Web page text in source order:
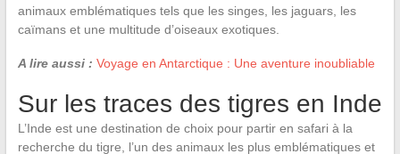
animaux emblématiques tels que les singes, les jaguars, les
caïmans et une multitude d’oiseaux exotiques.
A lire aussi : Voyage en Antarctique : Une aventure inoubliable
Sur les traces des tigres en Inde
L’Inde est une destination de choix pour partir en safari à la
recherche du tigre, l’un des animaux les plus emblématiques et